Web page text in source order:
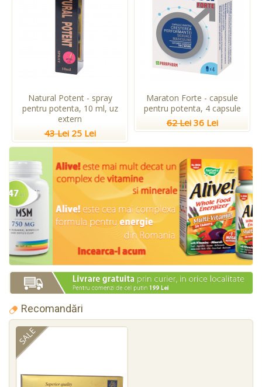
Natural Potent - spray
pentru potenta, 10 ml, uz
extern
43 Lei 25 Lei
Maraton Forte - capsule
pentru potenta, 4 capsule
62 Lei 36 Lei
Recomandări
SALE